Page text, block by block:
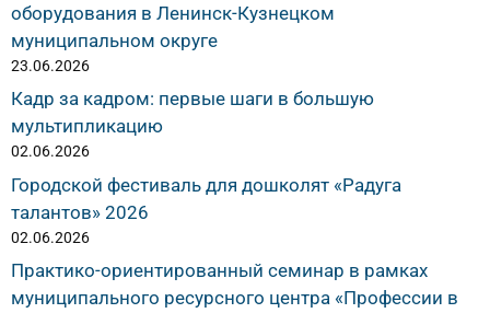
оборудования в Ленинск-Кузнецком
муниципальном округе
23.06.2026
Кадр за кадром: первые шаги в большую
мультипликацию
02.06.2026
Городской фестиваль для дошколят «Радуга
талантов» 2026
02.06.2026
Практико-ориентированный семинар в рамках
муниципального ресурсного центра «Профессии в